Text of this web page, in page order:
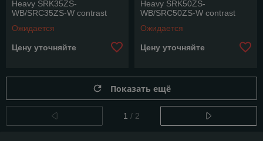
Heavy SRK35ZS-
WВ/SRC35ZS-W contrast
Ожидается
Цену уточняйте
Heavy SRK50ZS-
WВ/SRC50ZS-W contrast
Ожидается
Цену уточняйте
Показать ещё
1 / 2